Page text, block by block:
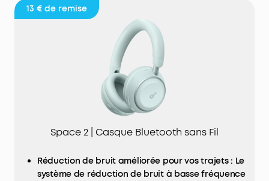
13 € de remise
Space 2 | Casque Bluetooth sans Fil
Réduction de bruit améliorée pour vos trajets : Le
système de réduction de bruit à basse fréquence